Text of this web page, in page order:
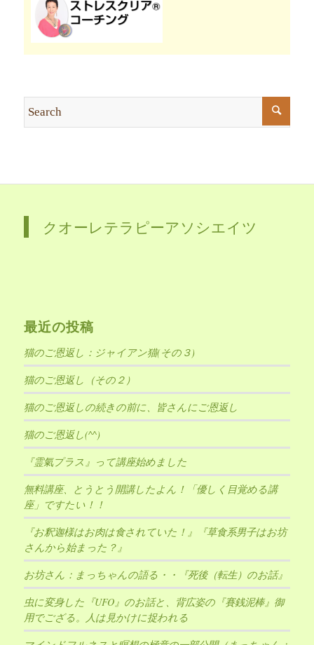
クオーレテラピーアソシエイツ
最近の投稿
猫のご恩返し：ジャイアン猫(その３)
猫のご恩返し（その２）
猫のご恩返しの続きの前に、皆さんにご恩返し
猫のご恩返し(^^)
『霊氣プラス』って講座始めました
無料講座、とうとう開講したよん！「優しく目覚める講
座」ですたい！！
『お釈迦様はお肉は食されていた！』『草食系男子はお坊
さんから始まった？』
お坊さん：まっちゃんの語る・・『死後（転生）のお話』
虫に変身した『UFO』のお話と、背広姿の『賽銭泥棒』御
用でござる。人は見かけに捉われる